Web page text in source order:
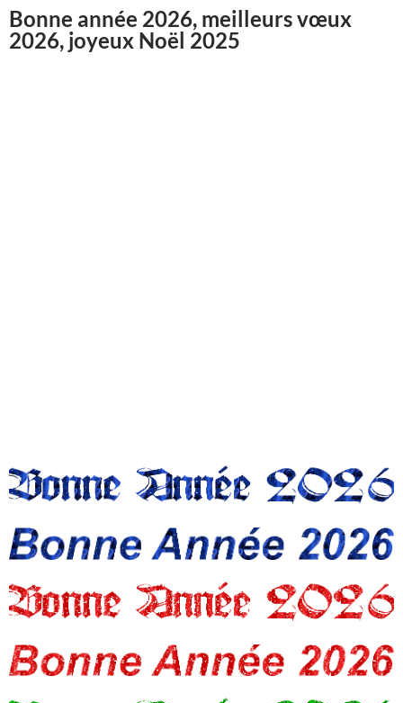
Bonne année 2026, meilleurs vœux
2026, joyeux Noël 2025